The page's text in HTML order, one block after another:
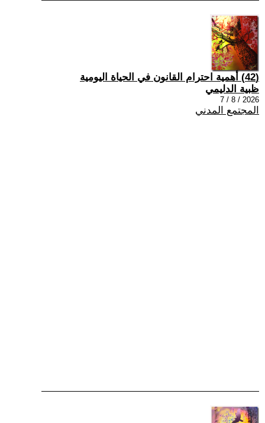
(42) أهمية احترام القانون في الحياة اليومية
ظبية الدليمي
2026 / 8 / 7
المجتمع المدني